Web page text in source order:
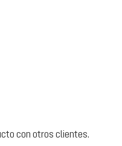
con otros clientes.